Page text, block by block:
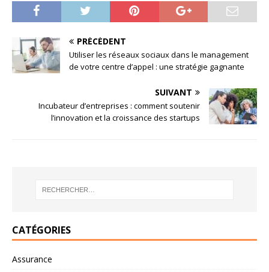
PRÉCÉDENT
Utiliser les réseaux sociaux dans le management
de votre centre d’appel : une stratégie gagnante
SUIVANT
Incubateur d’entreprises : comment soutenir
l’innovation et la croissance des startups
CATÉGORIES
Assurance